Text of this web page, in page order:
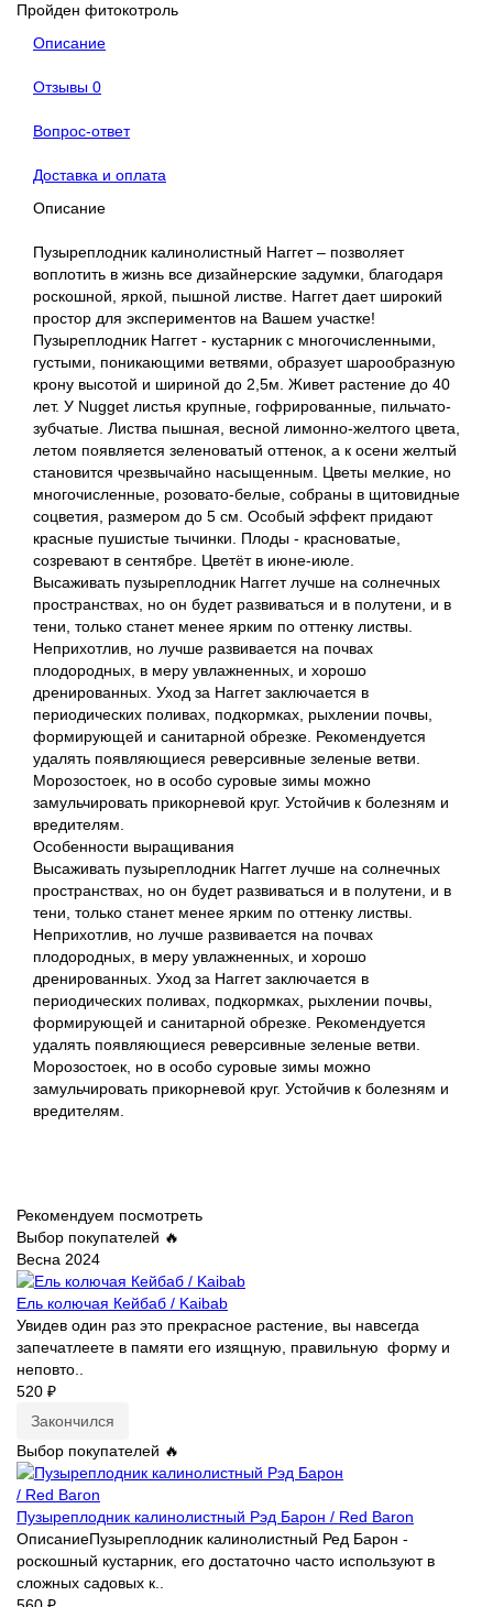
Пройден фитокотроль
Описание
Отзывы 0
Вопрос-ответ
Доставка и оплата
Описание
Пузыреплодник калинолистный Наггет – позволяет
воплотить в жизнь все дизайнерские задумки, благодаря
роскошной, яркой, пышной листве. Наггет дает широкий
простор для экспериментов на Вашем участке!
Пузыреплодник Наггет - кустарник с многочисленными,
густыми, поникающими ветвями, образует шарообразную
крону высотой и шириной до 2,5м. Живет растение до 40
лет. У Nugget листья крупные, гофрированные, пильчато-
зубчатые. Листва пышная, весной лимонно-желтого цвета,
летом появляется зеленоватый оттенок, а к осени желтый
становится чрезвычайно насыщенным. Цветы мелкие, но
многочисленные, розовато-белые, собраны в щитовидные
соцветия, размером до 5 см. Особый эффект придают
красные пушистые тычинки. Плоды - красноватые,
созревают в сентябре. Цветёт в июне-июле.
Высаживать пузыреплодник Наггет лучше на солнечных
пространствах, но он будет развиваться и в полутени, и в
тени, только станет менее ярким по оттенку листвы.
Неприхотлив, но лучше развивается на почвах
плодородных, в меру увлажненных, и хорошо
дренированных. Уход за Наггет заключается в
периодических поливах, подкормках, рыхлении почвы,
формирующей и санитарной обрезке. Рекомендуется
удалять появляющиеся реверсивные зеленые ветви.
Морозостоек, но в особо суровые зимы можно
замульчировать прикорневой круг. Устойчив к болезням и
вредителям.
Особенности выращивания
Высаживать пузыреплодник Наггет лучше на солнечных
пространствах, но он будет развиваться и в полутени, и в
тени, только станет менее ярким по оттенку листвы.
Неприхотлив, но лучше развивается на почвах
плодородных, в меру увлажненных, и хорошо
дренированных. Уход за Наггет заключается в
периодических поливах, подкормках, рыхлении почвы,
формирующей и санитарной обрезке. Рекомендуется
удалять появляющиеся реверсивные зеленые ветви.
Морозостоек, но в особо суровые зимы можно
замульчировать прикорневой круг. Устойчив к болезням и
вредителям.
Рекомендуем посмотреть
Выбор покупателей 🔥
Весна 2024
Ель колючая Кейбаб / Kaibab
Увидев один раз это прекрасное растение, вы навсегда
запечатлеете в памяти его изящную, правильную форму и
неповто..
520 ₽
Закончился
Выбор покупателей 🔥
Пузыреплодник калинолистный Рэд Барон / Red Baron
ОписаниеПузыреплодник калинолистный Ред Барон -
роскошный кустарник, его достаточно часто используют в
сложных садовых к..